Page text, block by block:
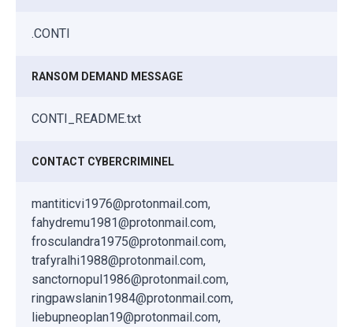
.CONTI
RANSOM DEMAND MESSAGE
CONTI_README.txt
CONTACT CYBERCRIMINEL
mantiticvi1976@protonmail.com,
fahydremu1981@protonmail.com,
frosculandra1975@protonmail.com,
trafyralhi1988@protonmail.com,
sanctornopul1986@protonmail.com,
ringpawslanin1984@protonmail.com,
liebupneoplan19@protonmail.com,